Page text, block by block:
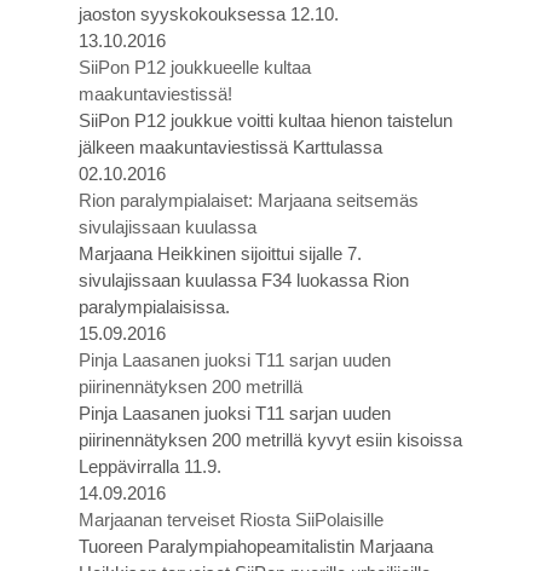
jaoston syyskokouksessa 12.10.
13.10.2016
SiiPon P12 joukkueelle kultaa
maakuntaviestissä!
SiiPon P12 joukkue voitti kultaa hienon taistelun
jälkeen maakuntaviestissä Karttulassa
02.10.2016
Rion paralympialaiset: Marjaana seitsemäs
sivulajissaan kuulassa
Marjaana Heikkinen sijoittui sijalle 7.
sivulajissaan kuulassa F34 luokassa Rion
paralympialaisissa.
15.09.2016
Pinja Laasanen juoksi T11 sarjan uuden
piirinennätyksen 200 metrillä
Pinja Laasanen juoksi T11 sarjan uuden
piirinennätyksen 200 metrillä kyvyt esiin kisoissa
Leppävirralla 11.9.
14.09.2016
Marjaanan terveiset Riosta SiiPolaisille
Tuoreen Paralympiahopeamitalistin Marjaana